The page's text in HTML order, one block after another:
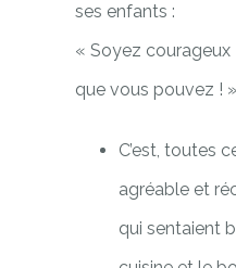
ses enfants :
« Soyez
que vous pouvez ! »
C’est, toutes
agréable et
qui sentaient